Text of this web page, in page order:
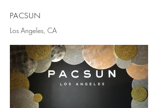
PACSUN
Los Angeles, CA